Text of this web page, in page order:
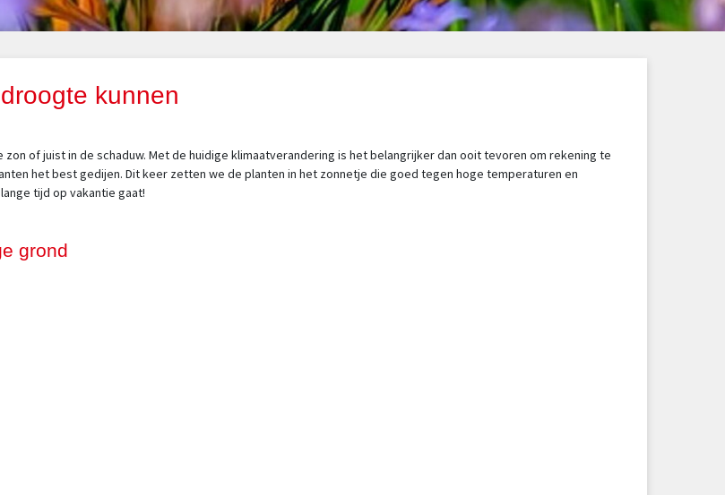
kunnen
of juist in de schaduw. Met de huidige klimaatverandering is het belangrijker dan ooit tevoren om rekening te
het best gedijen. Dit keer zetten we de planten in het zonnetje die goed tegen hoge temperaturen en
tijd op vakantie gaat!
grond